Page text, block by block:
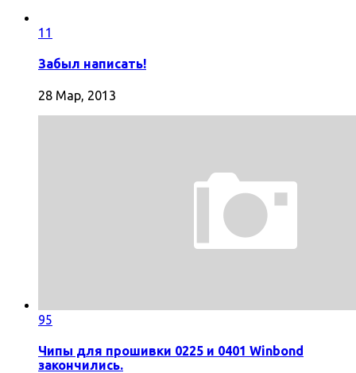
11
Забыл написать!
28 Мар, 2013
95
Чипы для прошивки 0225 и 0401 Winbond
закончились.